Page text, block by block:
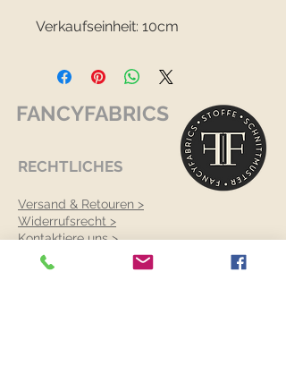
Verkaufseinheit: 10cm
FANCYFABRICS
RECHTLICHES
Versand & Retouren >
Widerrufsrecht >
Kontaktiere uns >
Über uns >
AGB >